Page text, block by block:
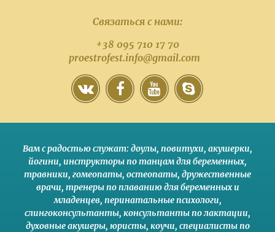
Связаться с нами:
+38 095 710 17 70
proestrofest.info@gmail.com
Вам с радостью служат:доулы, повитухи, акушерки,
йогини, инструкторы по танцам для беременных,
травники, гомеопаты, остеопаты, дружественные
врачи, тренеры по плаванию для беременных и
младенцев, перинатальные психологи,
слингоконсультанты, консультанты по лактации,
духовные акушеры, юристы, коучи, специалисты по